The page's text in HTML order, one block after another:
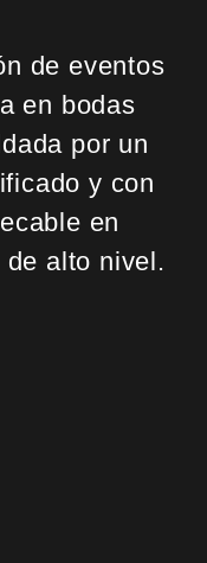
de eventos
en bodas
por un
y con
en
alto nivel.